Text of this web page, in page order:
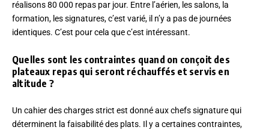
réalisons 80 000 repas par jour. Entre l’aérien, les salons, la
formation, les signatures, c’est varié, il n’y a pas de journées
identiques. C’est pour cela que c’est intéressant.
Quelles sont les contraintes quand on conçoit des
plateaux repas qui seront réchauffés et servis en
altitude ?
Un cahier des charges strict est donné aux chefs signature qui
déterminent la faisabilité des plats. Il y a certaines contraintes,